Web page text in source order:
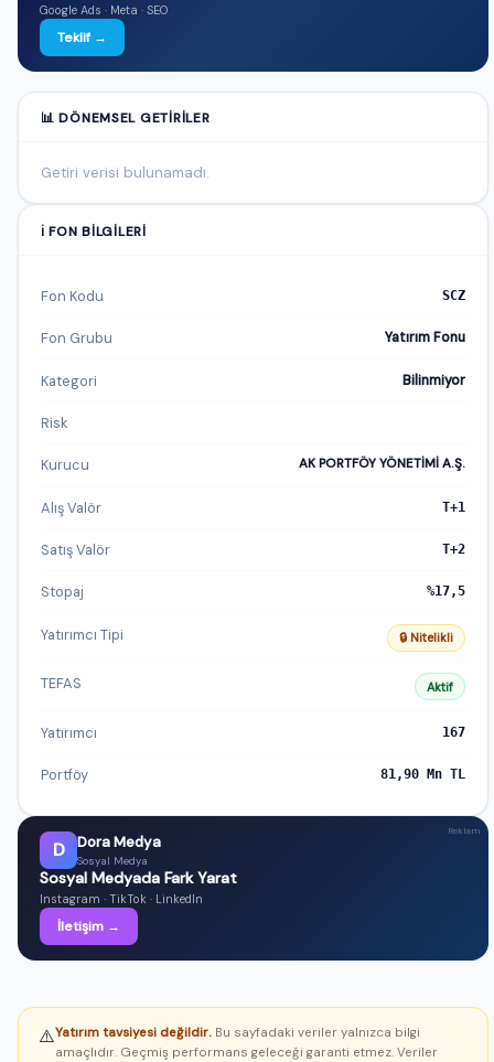
Google Ads · Meta · SEO
Teklif →
📊 DÖNEMSEL GETIRILER
Getiri verisi bulunamadı.
ℹ️ FON BILGILERI
Fon Kodu SCZ
Fon Grubu Yatırım Fonu
Kategori Bilinmiyor
Risk
Kurucu AK PORTFÖY YÖNETİMİ A.Ş.
Alış Valör T+1
Satış Valör T+2
Stopaj %17,5
Yatırımcı Tipi 🔒 Nitelikli
TEFAS Aktif
Yatırımcı 167
Portföy 81,90 Mn TL
D Dora Medya
Sosyal Medya
Sosyal Medyada Fark Yarat
Instagram · TikTok · LinkedIn
İletişim →
Reklam
⚠️Yatırım tavsiyesi değildir. Bu sayfadaki veriler yalnızca bilgi
amaçlıdır. Geçmiş performans geleceği garanti etmez. Veriler